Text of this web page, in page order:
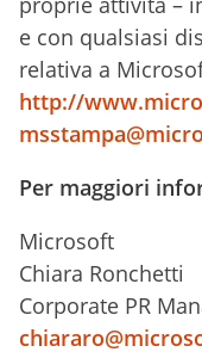
e con qualsiasi
relativa a
http://
Per maggiori
Microsoft
Chiara Ronchetti
Corporate PR